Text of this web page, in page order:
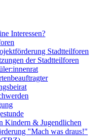
Interessen?
Stadtteilforen
der Stadtteilforen
Kindern & Jugendlichen
"Mach was draus!"